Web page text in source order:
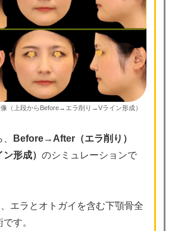
（上段からBefore→エラ削り→Vライン形成）
Before→ After（エラ削り）
形成） のシミュレーションで
エラとオトガイを含む下顎骨全
す。